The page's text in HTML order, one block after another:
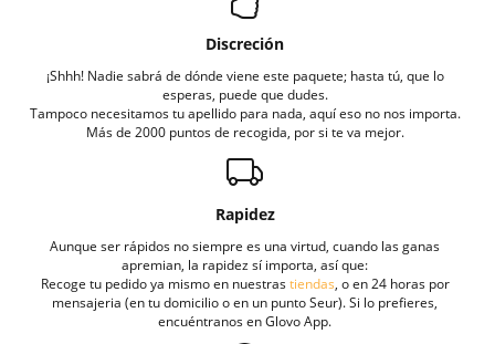
Discreción
¡Shhh! Nadie sabrá de dónde viene este paquete; hasta tú, que lo
esperas, puede que dudes.
Tampoco necesitamos tu apellido para nada, aquí eso no nos importa.
Más de 2000 puntos de recogida, por si te va mejor.
Rapidez
Aunque ser rápidos no siempre es una virtud, cuando las ganas
apremian, la rapidez sí importa, así que:
Recoge tu pedido ya mismo en nuestrastiendas , o en 24 horas por
mensajeria (en tu domicilio o en un punto Seur). Si lo prefieres,
encuéntranos en Glovo App.